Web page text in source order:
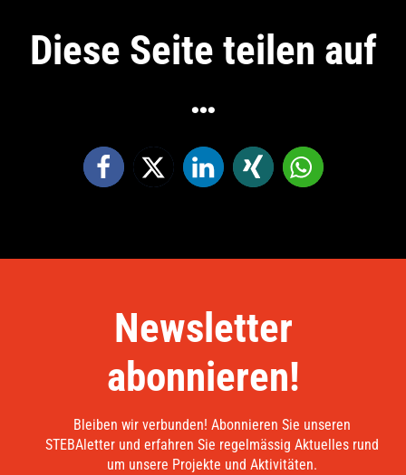
Diese Seite teilen auf
…
Newsletter
abonnieren!
Bleiben wir verbunden! Abonnieren Sie unseren
STEBAletter und erfahren Sie regelmässig Aktuelles rund
um unsere Projekte und Aktivitäten.